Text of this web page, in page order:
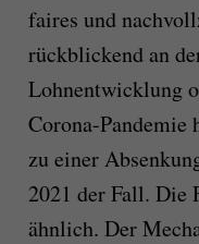
faires und
rückblickend an
Lohnentwicklung
Corona-Pandemie
zu einer
2021 der Fall. Die
ähnlich. Der